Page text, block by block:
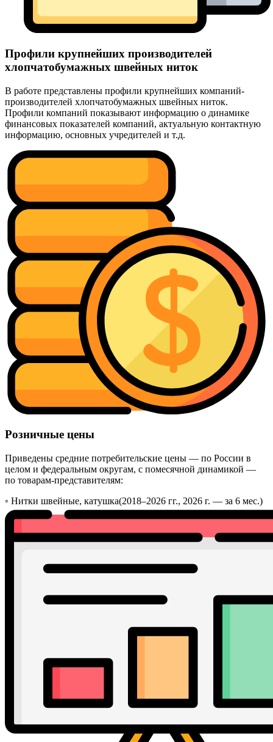
Профили крупнейших производителей
хлопчатобумажных швейных ниток
В работе представлены профили крупнейших компаний-
производителей хлопчатобумажных швейных ниток.
Профили компаний показывают информацию о динамике
финансовых показателей компаний, актуальную контактную
информацию, основных учредителей и т.д.
Розничные цены
Приведены средние потребительские цены — по России в
целом и федеральным округам, с помесячной динамикой —
по товарам-представителям:
◦ Нитки швейные, катушка(2018–2026 гг., 2026 г. — за 6 мес.)